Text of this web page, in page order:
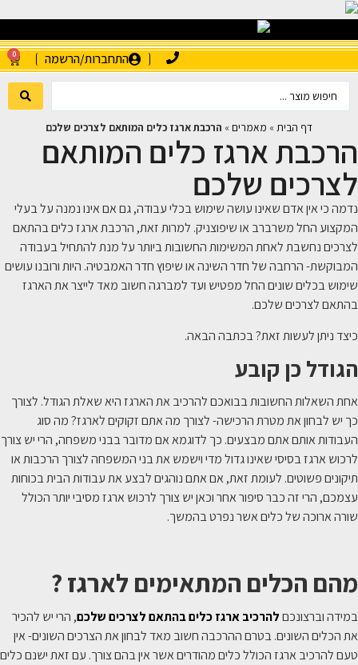
התחברות/הרשמה 0
דף הבית » מאמרים » הרכבת ארגז כלים המותאם לצרכים שלכם
הרכבת ארגז כלים המותאם
לצרכים שלכם
נדמה כי אין אדם שאינו עושה שימוש בכלי עבודה, גם אם אינו נמנה על בעלי
המקצוע החל משרברב או שיפוצניק. למרות זאת, הרכבת ארגז כלים בהתאם
לצרכים נחשבת לאחת המשימות החשובות ביותר על מנת להתחיל בעבודה
המבוקשת- הרחבה של חדר השינה או שיפוץ חדר האמבטיה. היות ורובנו עושים
שימוש בכלים שונים החל מפטיש ועד למברגה חשוב מאד לייצר את הארגז
בהתאם לצרכים שלכם.
כיצד ניתן לעשות זאת? בכתבה הבאה.
הגודל כן קובע
אחת השאלות החשובות בבואכם להרכיב את הארגז היא שאלת הגודל. לצורך
כך יש לבחון את מטרת הרכישה- לצורך מה אתם זקוקים לארגז? מה סוג
העבודות אותם אתם מבצעים. כך לדוגמא אם מדובר בבני משפחה, הרי יש צורך
לרכוש ארגז בסיסי שאינו גדול מדי וישמש את בני המשפחה לצורך הרכבות או
תיקונים פשוטים. לעומת זאת, אם אתם נוהגים לבצע את עבודות הבית בכוחות
עצמכם, הרי זה כבר סיפור אחר וכאן יש צורך לרכוש ארגז מסיבי יותר הכולל
שורה ארוכה של כלים אשר נפרט בהמשך.
מהם הכלים המתאימים לארגז ?
במידה וברצונכםלהרכיב ארגז כלים בהתאם לצרכים שלכם, הרי יש להכיר
את הכלים השונים. בטרם ההרכבה חשוב מאד לבחון את הצרכים השונים- אין
טעם להרכיב ארגז הכולל כלים מהודרים אשר אין בהם צורך. עם זאת ישנם כלים